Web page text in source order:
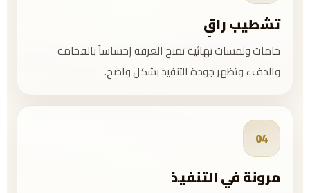
تشطيب راقٍ
خامات ولمسات نهائية تمنح الغرفة إحساساً بالفخامة
والدفء وتظهر جودة التنفيذ بشكل واضح.
04
مرونة في التنفيذ